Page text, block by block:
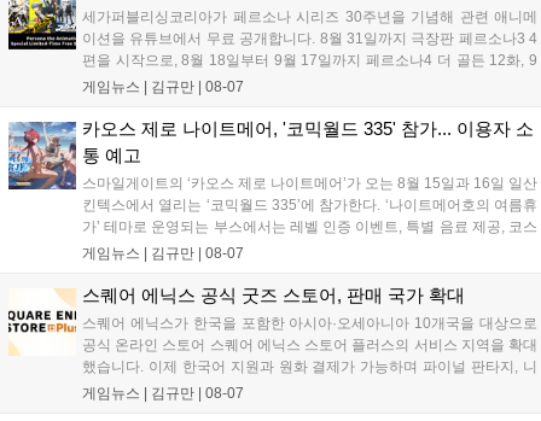
세가퍼블리싱코리아가 페르소나 시리즈 30주년을 기념해 관련 애니메
이션을 유튜브에서 무료 공개합니다. 8월 31일까지 극장판 페르소나3 4
편을 시작으로, 8월 18일부터 9월 17일까지 페르소나4 더 골든 12화, 9
월 15일부터 10월 14일까지 페르소나5 시리즈가 순차 공개됩니다. 또한
영상 및 대형 전광판에 소개될 예정입니다....
게임뉴스 | 김규만 | 08-07
카오스 제로 나이트메어, '코믹월드 335' 참가... 이용자 소
통 예고
스마일게이트의 ‘카오스 제로 나이트메어’가 오는 8월 15일과 16일 일산
킨텍스에서 열리는 ‘코믹월드 335’에 참가한다. ‘나이트메어호의 여름휴
가’ 테마로 운영되는 부스에서는 레벨 인증 이벤트, 특별 음료 제공, 코스
프레 모델 포토존 등 다채로운 행사가 진행된다. 유명 코스어 7인이 캐릭
세한 정보는 공식 커뮤니티에서 확인 가능하다....
게임뉴스 | 김규만 | 08-07
스퀘어 에닉스 공식 굿즈 스토어, 판매 국가 확대
스퀘어 에닉스가 한국을 포함한 아시아·오세아니아 10개국을 대상으로
공식 온라인 스토어 스퀘어 에닉스 스토어 플러스의 서비스 지역을 확대
했습니다. 이제 한국어 지원과 원화 결제가 가능하며 파이널 판타지, 니
어 등 주요 게임의 피규어, 굿즈를 구매할 수 있습니다. 신상품이 순차적
게임뉴스 | 김규만 | 08-07